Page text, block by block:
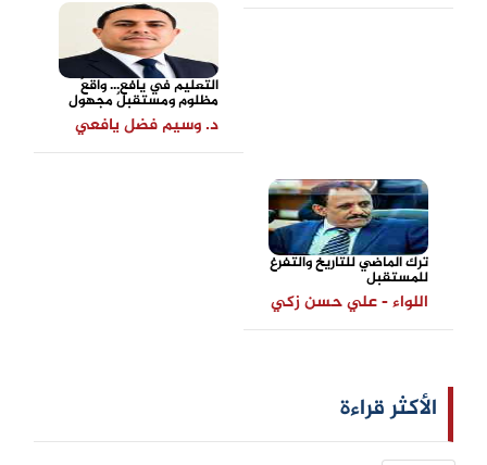
التعليم في يافع... واقعٌ
مظلوم ومستقبلٌ مجهول
د. وسيم فضل يافعي
ترك الماضي للتاريخ والتفرغ
للمستقبل
اللواء - علي حسن زكي
الأكثر قراءة